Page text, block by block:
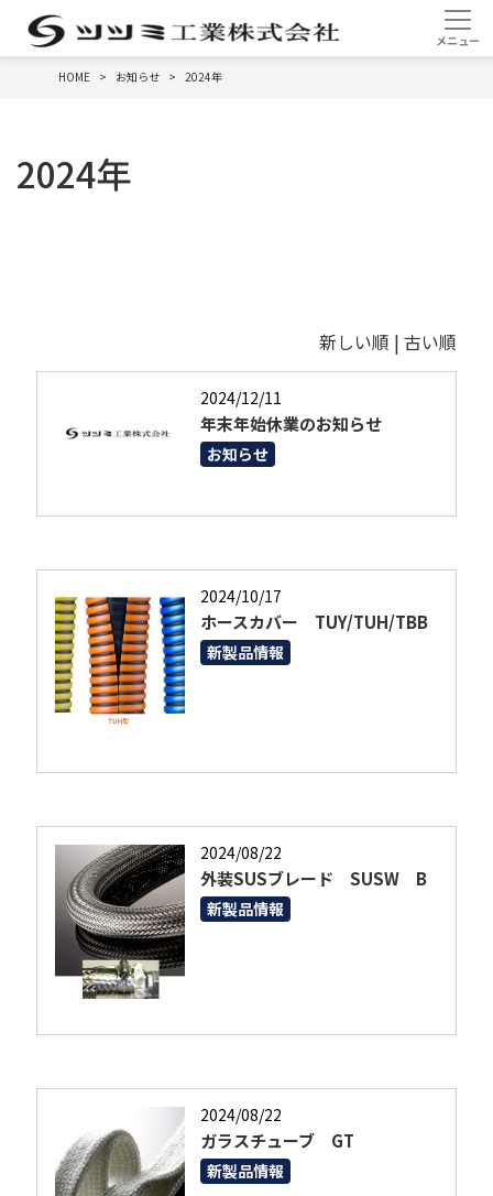
HOME お知らせ 2024年
2024年
新しい順 | 古い順
2024/12/11
年末年始休業のお知らせ
お知らせ
2024/10/17
ホースカバー TUY/TUH/TBB
新製品情報
2024/08/22
外装SUSブレード SUSW B
新製品情報
2024/08/22
ガラスチューブ GT
新製品情報